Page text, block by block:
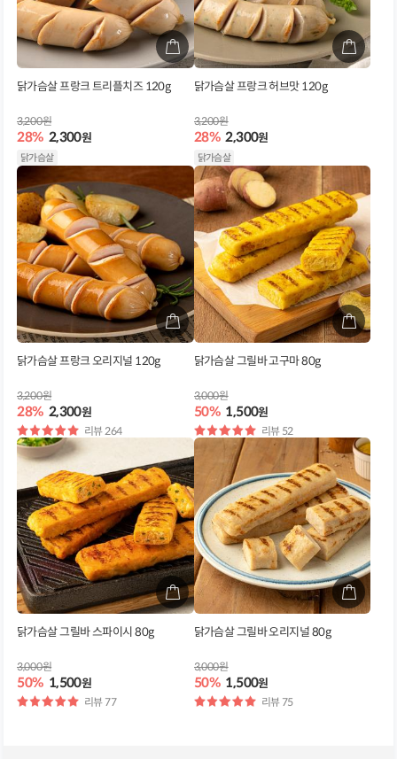
닭가슴살 프랑크 트리플치즈 120g
28% 2,300원
3,200원
닭가슴살
닭가슴살 프랑크 허브맛 120g
28% 2,300원
3,200원
닭가슴살
닭가슴살 프랑크 오리지널 120g
28% 2,300원
3,200원
별
점
리뷰 264
닭가슴살 그릴바 고구마 80g
50% 1,500원
3,000원
별
점
리뷰 52
닭가슴살 그릴바 스파이시 80g
50% 1,500원
3,000원
별
리뷰 77
닭가슴살 그릴바 오리지널 80g
50% 1,500원
3,000원
별
리뷰 75